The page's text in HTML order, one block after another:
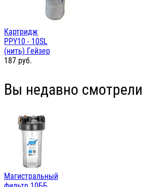
Картридж
PPY10 - 10SL
(нить) Гейзер
187 руб.
Вы недавно смотрели
Магистральный